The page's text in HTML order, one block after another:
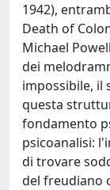
1942),
Death of
Michael
dei
impossibile, il
questa
fondamento
psicoanalisi:
di trovare
del freudiano